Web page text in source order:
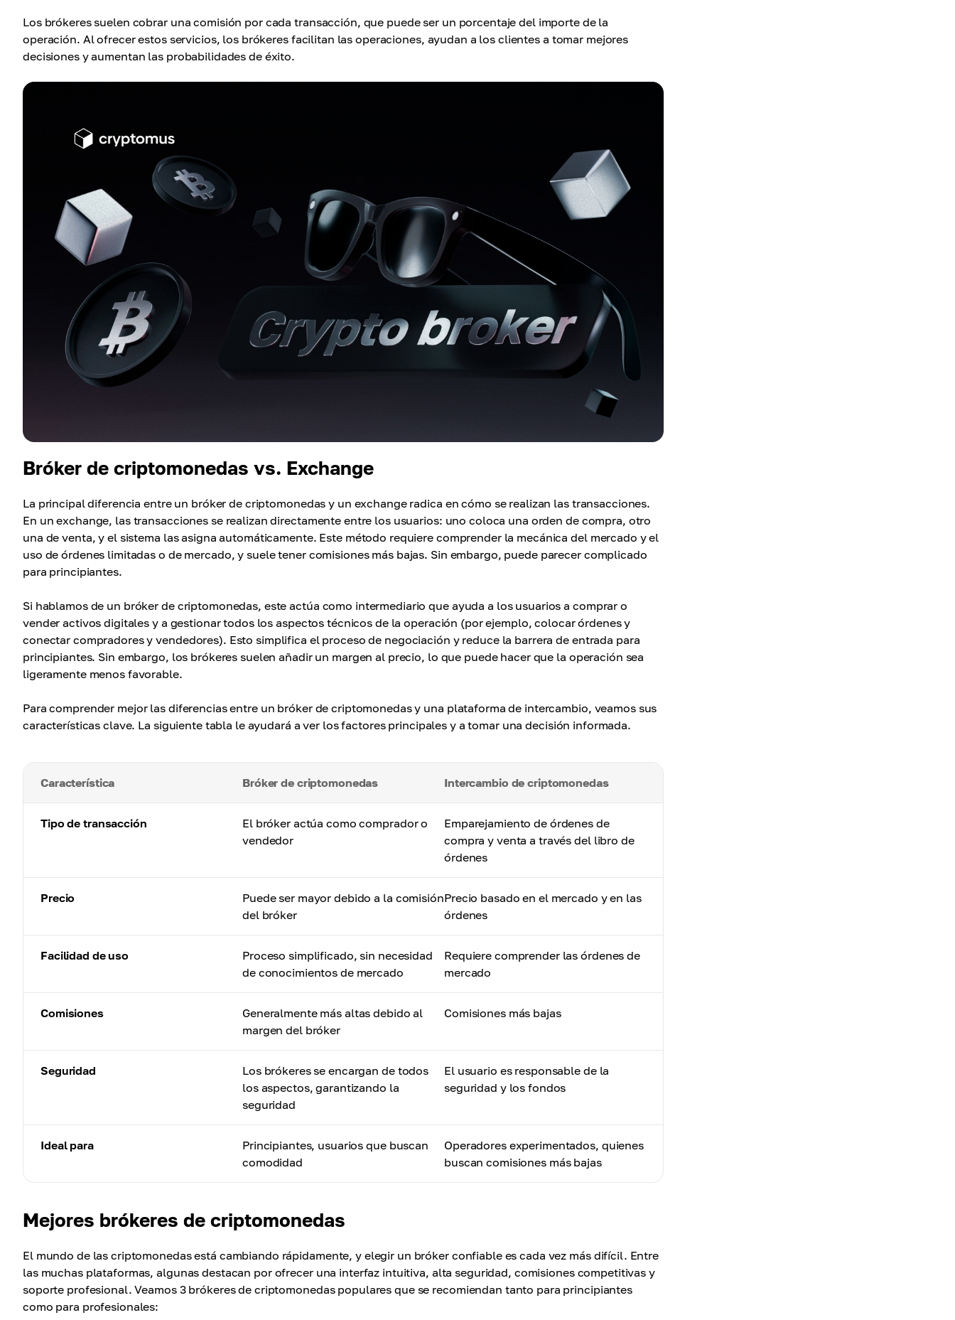
Los brókeres suelen cobrar una comisión por cada transacción, que puede ser un porcentaje del importe de la
operación. Al ofrecer estos servicios, los brókeres facilitan las operaciones, ayudan a los clientes a tomar mejores
decisiones y aumentan las probabilidades de éxito.
Bróker de criptomonedas vs. Exchange
La principal diferencia entre un bróker de criptomonedas y un exchange radica en cómo se realizan las transacciones.
En un exchange, las transacciones se realizan directamente entre los usuarios: uno coloca una orden de compra, otro
una de venta, y el sistema las asigna automáticamente. Este método requiere comprender la mecánica del mercado y el
uso de órdenes limitadas o de mercado, y suele tener comisiones más bajas. Sin embargo, puede parecer complicado
para principiantes.
Si hablamos de un bróker de criptomonedas, este actúa como intermediario que ayuda a los usuarios a comprar o
vender activos digitales y a gestionar todos los aspectos técnicos de la operación (por ejemplo, colocar órdenes y
conectar compradores y vendedores). Esto simplifica el proceso de negociación y reduce la barrera de entrada para
principiantes. Sin embargo, los brókeres suelen añadir un margen al precio, lo que puede hacer que la operación sea
ligeramente menos favorable.
Para comprender mejor las diferencias entre un bróker de criptomonedas y una plataforma de intercambio, veamos sus
características clave. La siguiente tabla le ayudará a ver los factores principales y a tomar una decisión informada.
Característica Bróker de criptomonedas Intercambio de criptomonedas
Tipo de transacción
El bróker actúa como comprador o
vendedor
Emparejamiento de órdenes de
compra y venta a través del libro de
órdenes
Precio
Puede ser mayor debido a la comisión
del bróker
Precio basado en el mercado y en las
órdenes
Facilidad de uso
Proceso simplificado, sin necesidad
de conocimientos de mercado
Requiere comprender las órdenes de
mercado
Comisiones
Generalmente más altas debido al
margen del bróker
Comisiones más bajas
Seguridad
Los brókeres se encargan de todos
los aspectos, garantizando la
seguridad
El usuario es responsable de la
seguridad y los fondos
Ideal para
Principiantes, usuarios que buscan
comodidad
Operadores experimentados, quienes
buscan comisiones más bajas
Mejores brókeres de criptomonedas
El mundo de las criptomonedas está cambiando rápidamente, y elegir un bróker confiable es cada vez más difícil. Entre
las muchas plataformas, algunas destacan por ofrecer una interfaz intuitiva, alta seguridad, comisiones competitivas y
soporte profesional. Veamos 3 brókeres de criptomonedas populares que se recomiendan tanto para principiantes
como para profesionales: